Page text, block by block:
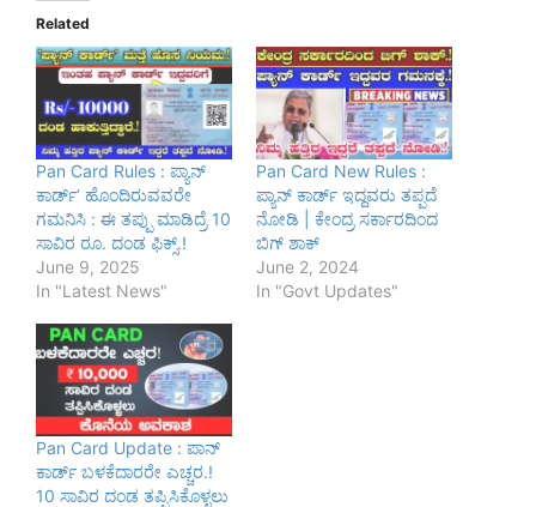
Related
Pan Card Rules : ಪ್ಯಾನ್
ಕಾರ್ಡ್’ ಹೊಂದಿರುವವರೇ
ಗಮನಿಸಿ : ಈ ತಪ್ಪು ಮಾಡಿದ್ರೆ 10
ಸಾವಿರ ರೂ. ದಂಡ ಫಿಕ್ಸ್.!
June 9, 2025
In "Latest News"
Pan Card New Rules :
ಪ್ಯಾನ್ ಕಾರ್ಡ್ ಇದ್ದವರು ತಪ್ಪದೆ
ನೋಡಿ | ಕೇಂದ್ರ ಸರ್ಕಾರದಿಂದ
ಬಿಗ್ ಶಾಕ್
June 2, 2024
In "Govt Updates"
Pan Card Update : ಪಾನ್
ಕಾರ್ಡ್ ಬಳಕೆದಾರರೇ ಎಚ್ಚರ.!
10 ಸಾವಿರ ದಂಡ ತಪ್ಪಿಸಿಕೊಳ್ಳಲು